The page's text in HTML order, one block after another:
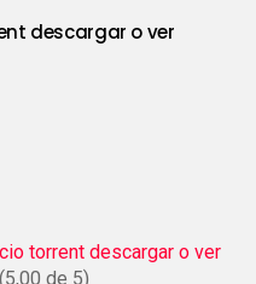
descargar o ver
torrent descargar o ver
(5,00 de 5)